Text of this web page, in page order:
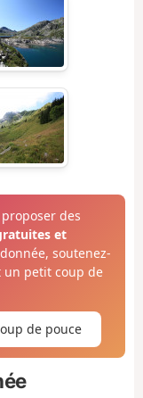
des
et
soutenez-
un petit coup de
de pouce